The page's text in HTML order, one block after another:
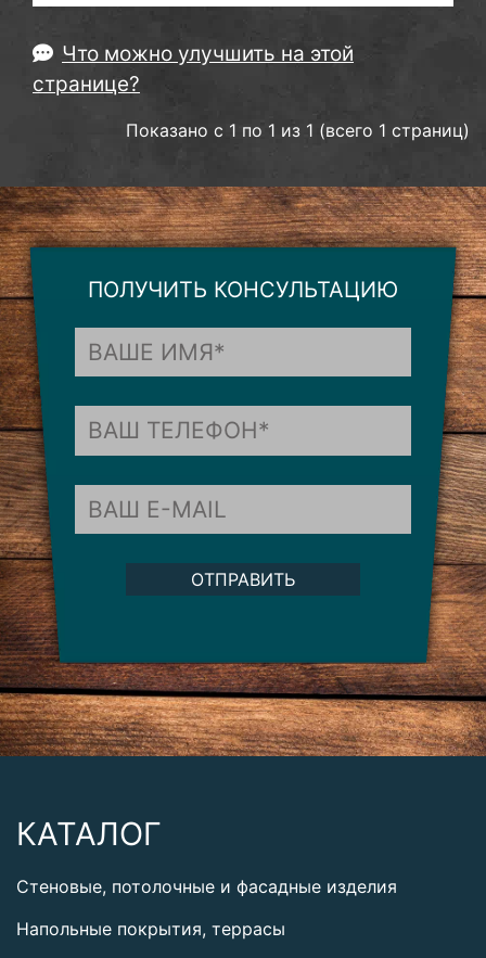
Что можно улучшить на этой
странице?
Показано с 1 по 1 из 1 (всего 1 страниц)
ПОЛУЧИТЬ КОНСУЛЬТАЦИЮ
ОТПРАВИТЬ
КАТАЛОГ
Стеновые, потолочные и фасадные изделия
Напольные покрытия, террасы